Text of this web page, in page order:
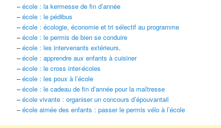
–école : la kermesse de fin d’année
–école : le pédibus
–école : écologie, économie et tri sélectif au programme
–école : le permis de bien se conduire
–école : les intervenants extérieurs.
–école : apprendre aux enfants à cuisiner
–école : le cross inter-écoles
–école : les poux à l’école
–école : le cadeau de fin d’année pour la maîtresse
–école vivante : organiser un concours d’épouvantail
–école aimée des enfants : passer le permis vélo à l’école